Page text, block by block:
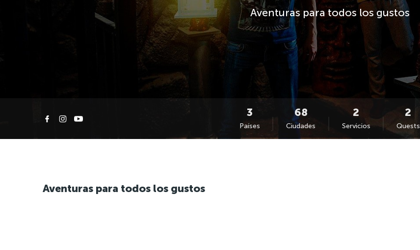
Aventuras para todos los gustos
Países Ciudades Servicios Quests
Aventuras para todos los gustos